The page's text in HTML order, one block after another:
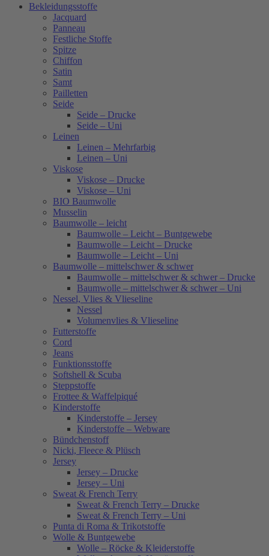
Bekleidungsstoffe
Jacquard
Panneau
Festliche Stoffe
Spitze
Chiffon
Satin
Samt
Pailletten
Seide
Seide – Drucke
Seide – Uni
Leinen
Leinen – Mehrfarbig
Leinen – Uni
Viskose
Viskose – Drucke
Viskose – Uni
BIO Baumwolle
Musselin
Baumwolle – leicht
Baumwolle – Leicht – Buntgewebe
Baumwolle – Leicht – Drucke
Baumwolle – Leicht – Uni
Baumwolle – mittelschwer & schwer
Baumwolle – mittelschwer & schwer – Drucke
Baumwolle – mittelschwer & schwer – Uni
Nessel, Vlies & Vlieseline
Nessel
Volumenvlies & Vlieseline
Futterstoffe
Cord
Jeans
Funktionsstoffe
Softshell & Scuba
Steppstoffe
Frottee & Waffelpiqué
Kinderstoffe
Kinderstoffe – Jersey
Kinderstoffe – Webware
Bündchenstoff
Nicki, Fleece & Plüsch
Jersey
Jersey – Drucke
Jersey – Uni
Sweat & French Terry
Sweat & French Terry – Drucke
Sweat & French Terry – Uni
Punta di Roma & Trikotstoffe
Wolle & Buntgewebe
Wolle – Röcke & Kleiderstoffe